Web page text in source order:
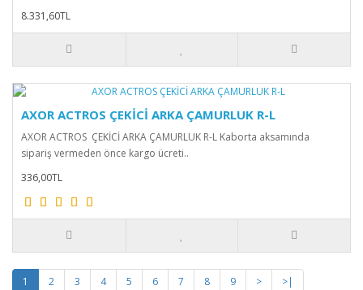
8.331,60TL
AXOR ACTROS ÇEKİCİ ARKA ÇAMURLUK R-L
AXOR ACTROS ÇEKİCİ ARKA ÇAMURLUK R-L Kaborta aksamında
sipariş vermeden önce kargo ücreti..
336,00TL
1 2 3 4 5 6 7 8 9 >
>|